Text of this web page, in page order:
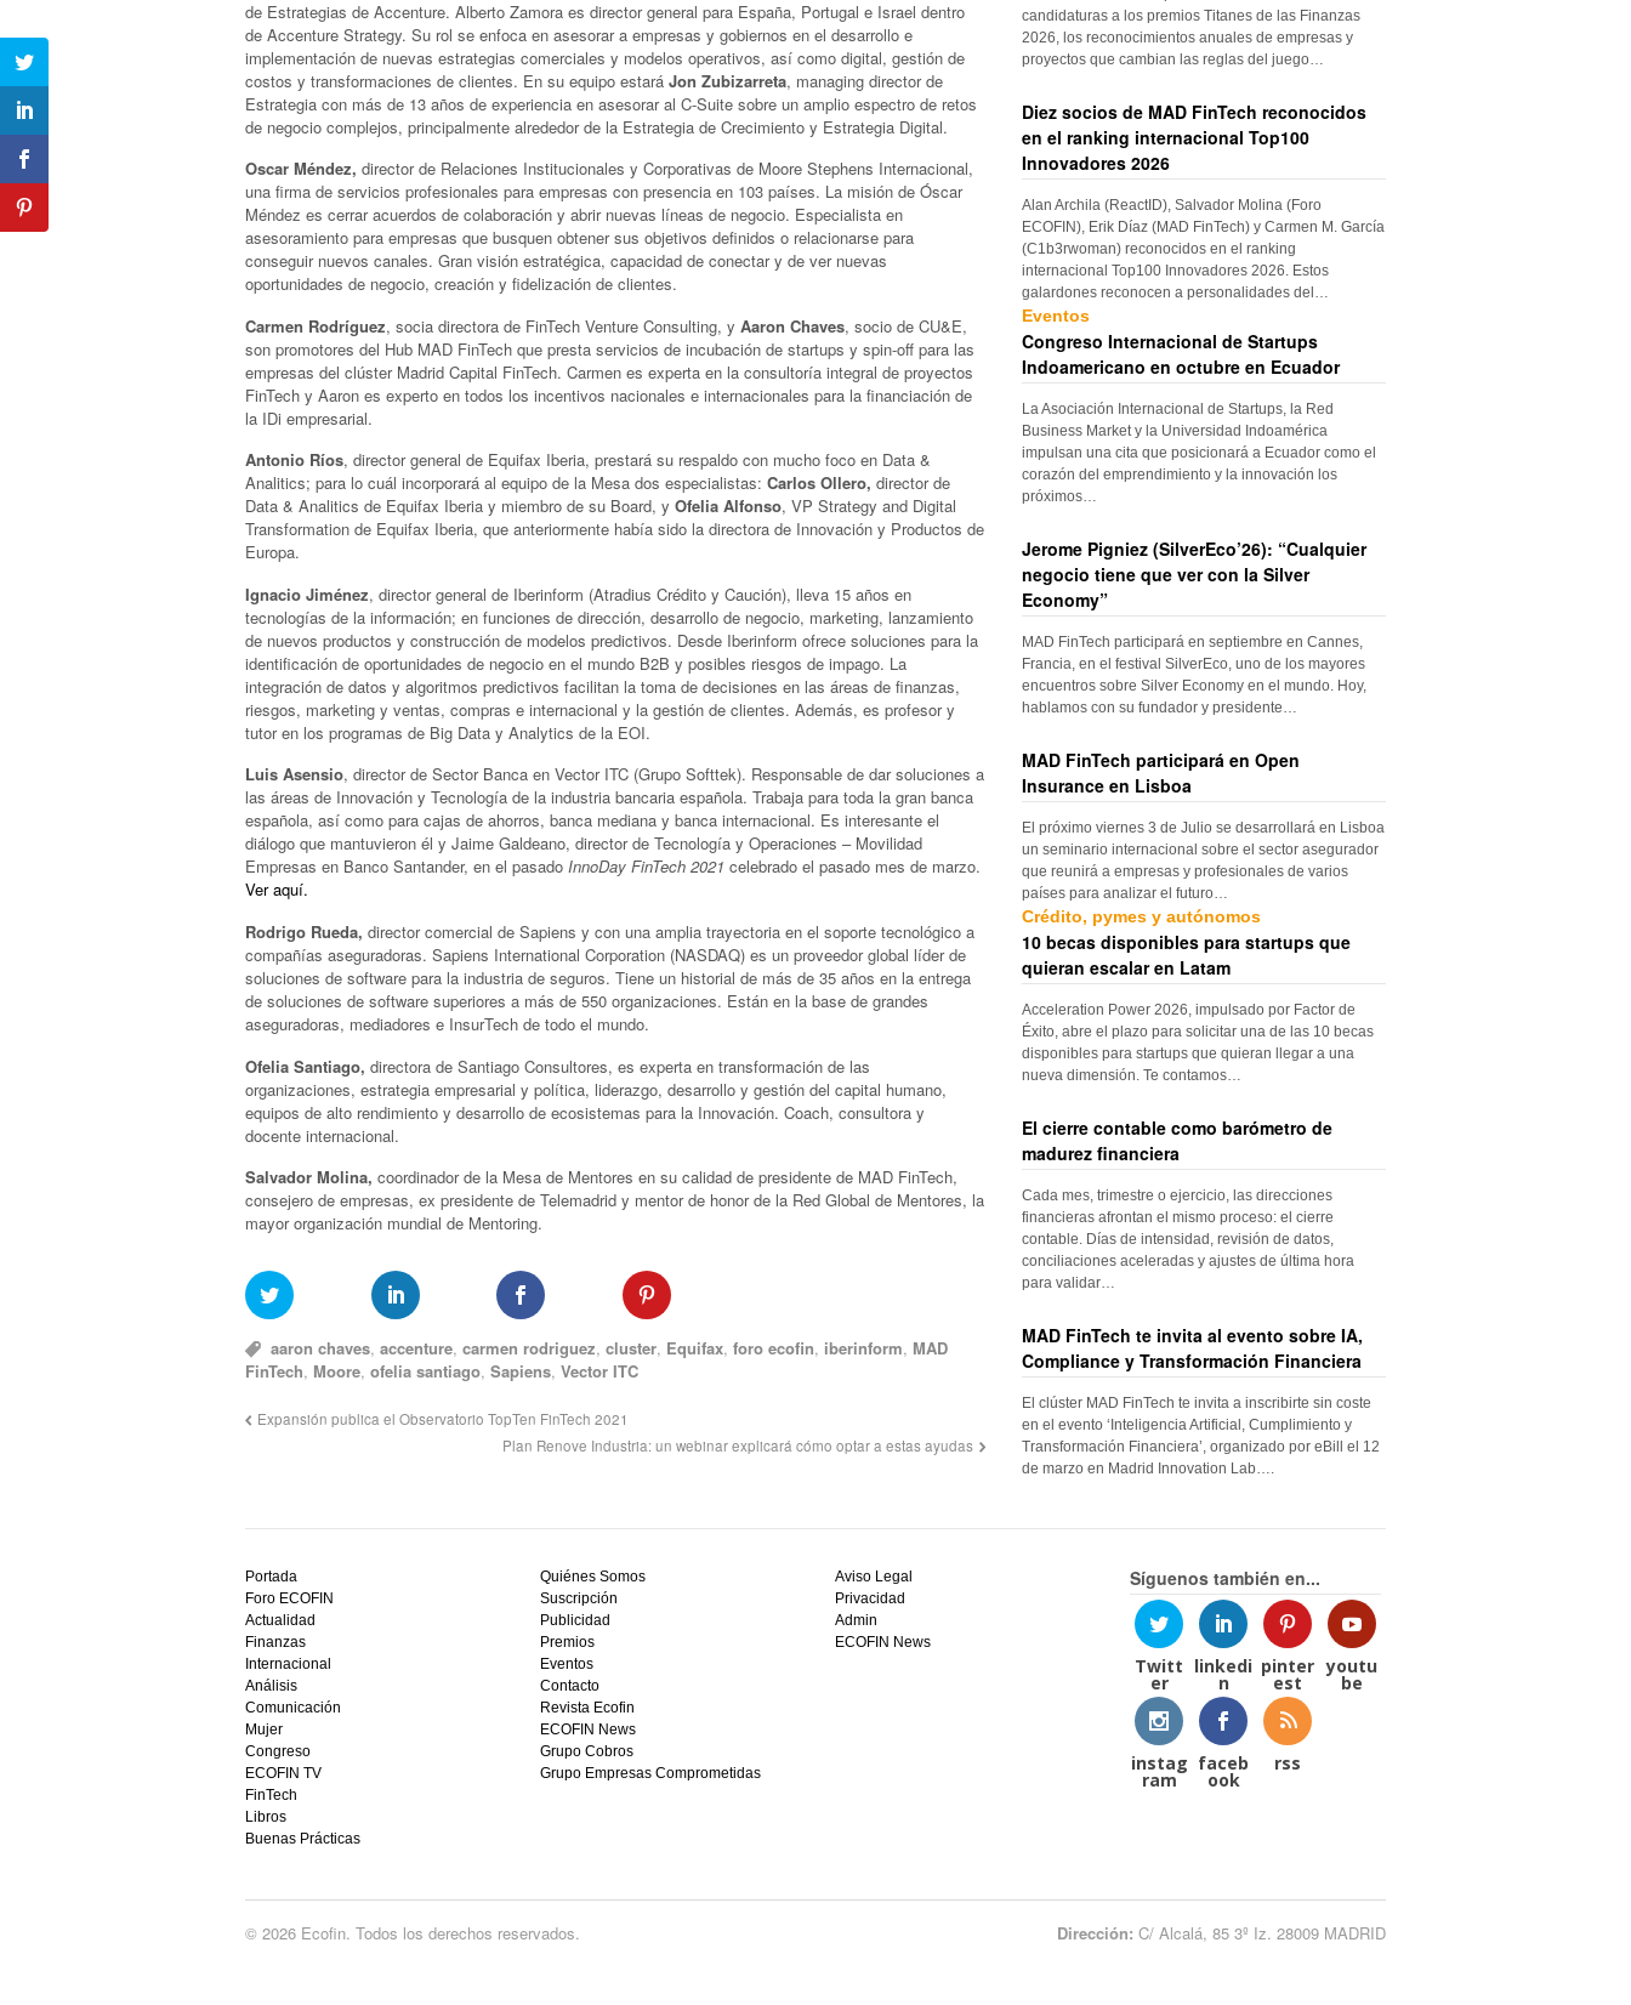
de Estrategias de Accenture. Alberto Zamora es director general para España, Portugal e Israel dentro
de Accenture Strategy. Su rol se enfoca en asesorar a empresas y gobiernos en el desarrollo e
implementación de nuevas estrategias comerciales y modelos operativos, así como digital, gestión de
costos y transformaciones de clientes. En su equipo estará Jon Zubizarreta, managing director de
Estrategia con más de 13 años de experiencia en asesorar al C-Suite sobre un amplio espectro de retos
de negocio complejos, principalmente alrededor de la Estrategia de Crecimiento y Estrategia Digital.
Oscar Méndez, director de Relaciones Institucionales y Corporativas de Moore Stephens Internacional,
una firma de servicios profesionales para empresas con presencia en 103 países. La misión de Óscar
Méndez es cerrar acuerdos de colaboración y abrir nuevas líneas de negocio. Especialista en
asesoramiento para empresas que busquen obtener sus objetivos definidos o relacionarse para
conseguir nuevos canales. Gran visión estratégica, capacidad de conectar y de ver nuevas
oportunidades de negocio, creación y fidelización de clientes.
Carmen Rodríguez, socia directora de FinTech Venture Consulting, y Aaron Chaves, socio de CU&E,
son promotores del Hub MAD FinTech que presta servicios de incubación de startups y spin-off para las
empresas del clúster Madrid Capital FinTech. Carmen es experta en la consultoría integral de proyectos
FinTech y Aaron es experto en todos los incentivos nacionales e internacionales para la financiación de
la IDi empresarial.
Antonio Ríos, director general de Equifax Iberia, prestará su respaldo con mucho foco en Data &
Analitics; para lo cuál incorporará al equipo de la Mesa dos especialistas: Carlos Ollero, director de
Data & Analitics de Equifax Iberia y miembro de su Board, y Ofelia Alfonso, VP Strategy and Digital
Transformation de Equifax Iberia, que anteriormente había sido la directora de Innovación y Productos de
Europa.
Ignacio Jiménez, director general de Iberinform (Atradius Crédito y Caución), lleva 15 años en
tecnologías de la información; en funciones de dirección, desarrollo de negocio, marketing, lanzamiento
de nuevos productos y construcción de modelos predictivos. Desde Iberinform ofrece soluciones para la
identificación de oportunidades de negocio en el mundo B2B y posibles riesgos de impago. La
integración de datos y algoritmos predictivos facilitan la toma de decisiones en las áreas de finanzas,
riesgos, marketing y ventas, compras e internacional y la gestión de clientes. Además, es profesor y
tutor en los programas de Big Data y Analytics de la EOI.
Luis Asensio, director de Sector Banca en Vector ITC (Grupo Softtek). Responsable de dar soluciones a
las áreas de Innovación y Tecnología de la industria bancaria española. Trabaja para toda la gran banca
española, así como para cajas de ahorros, banca mediana y banca internacional. Es interesante el
diálogo que mantuvieron él y Jaime Galdeano, director de Tecnología y Operaciones – Movilidad
Empresas en Banco Santander, en el pasado InnoDay FinTech 2021 celebrado el pasado mes de marzo.
Ver aquí.
Rodrigo Rueda, director comercial de Sapiens y con una amplia trayectoria en el soporte tecnológico a
compañías aseguradoras. Sapiens International Corporation (NASDAQ) es un proveedor global líder de
soluciones de software para la industria de seguros. Tiene un historial de más de 35 años en la entrega
de soluciones de software superiores a más de 550 organizaciones. Están en la base de grandes
aseguradoras, mediadores e InsurTech de todo el mundo.
Ofelia Santiago, directora de Santiago Consultores, es experta en transformación de las
organizaciones, estrategia empresarial y política, liderazgo, desarrollo y gestión del capital humano,
equipos de alto rendimiento y desarrollo de ecosistemas para la Innovación. Coach, consultora y
docente internacional.
Salvador Molina, coordinador de la Mesa de Mentores en su calidad de presidente de MAD FinTech,
consejero de empresas, ex presidente de Telemadrid y mentor de honor de la Red Global de Mentores, la
mayor organización mundial de Mentoring.
aaron chaves,accenture,carmen rodriguez,cluster, Equifax,foro ecofin, iberinform, MAD
FinTech, Moore, ofelia santiago, Sapiens, Vector ITC
Expansión publica el Observatorio TopTen FinTech 2021
Plan Renove Industria: un webinar explicará cómo optar a estas ayudas
candidaturas a los premios Titanes de las Finanzas
2026, los reconocimientos anuales de empresas y
proyectos que cambian las reglas del juego…
Diez socios de MAD FinTech reconocidos
en el ranking internacional Top100
Innovadores 2026
Alan Archila (ReactID), Salvador Molina (Foro
ECOFIN), Erik Díaz (MAD FinTech) y Carmen M. García
(C1b3rwoman) reconocidos en el ranking
internacional Top100 Innovadores 2026. Estos
galardones reconocen a personalidades del…
Eventos
Congreso Internacional de Startups
Indoamericano en octubre en Ecuador
La Asociación Internacional de Startups, la Red
Business Market y la Universidad Indoamérica
impulsan una cita que posicionará a Ecuador como el
corazón del emprendimiento y la innovación los
próximos…
Jerome Pigniez (SilverEco’26): “Cualquier
negocio tiene que ver con la Silver
Economy”
MAD FinTech participará en septiembre en Cannes,
Francia, en el festival SilverEco, uno de los mayores
encuentros sobre Silver Economy en el mundo. Hoy,
hablamos con su fundador y presidente…
MAD FinTech participará en Open
Insurance en Lisboa
El próximo viernes 3 de Julio se desarrollará en Lisboa
un seminario internacional sobre el sector asegurador
que reunirá a empresas y profesionales de varios
países para analizar el futuro…
Crédito, pymes y autónomos
10 becas disponibles para startups que
quieran escalar en Latam
Acceleration Power 2026, impulsado por Factor de
Éxito, abre el plazo para solicitar una de las 10 becas
disponibles para startups que quieran llegar a una
nueva dimensión. Te contamos…
El cierre contable como barómetro de
madurez financiera
Cada mes, trimestre o ejercicio, las direcciones
financieras afrontan el mismo proceso: el cierre
contable. Días de intensidad, revisión de datos,
conciliaciones aceleradas y ajustes de última hora
para validar…
MAD FinTech te invita al evento sobre IA,
Compliance y Transformación Financiera
El clúster MAD FinTech te invita a inscribirte sin coste
en el evento ‘Inteligencia Artificial, Cumplimiento y
Transformación Financiera’, organizado por eBill el 12
de marzo en Madrid Innovation Lab….
mejor
bono
sin
depósito
casino
en
España,
visita
este
sitio
restaurantedonmauro.es
y
ganar
hoy
Portada
Foro ECOFIN
Actualidad
Finanzas
Internacional
Análisis
Comunicación
Mujer
Congreso
ECOFIN TV
FinTech
Libros
Buenas Prácticas
Quiénes Somos
Suscripción
Publicidad
Premios
Eventos
Contacto
Revista Ecofin
ECOFIN News
Grupo Cobros
Grupo Empresas Comprometidas
Aviso Legal
Privacidad
Admin
ECOFIN News
Síguenos también en...
Twitt
er
linkedi
n
pinter
est
youtu
be
instag
ram
faceb
ook
rss
© 2026 Ecofin. Todos los derechos reservados. Dirección: C/ Alcalá, 85 3º Iz. 28009 MADRID